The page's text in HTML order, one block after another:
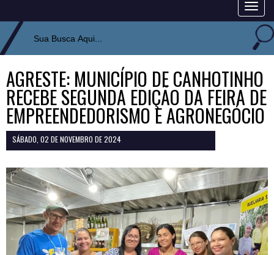
AGRESTE: MUNICÍPIO DE CANHOTINHO
RECEBE SEGUNDA EDIÇÃO DA FEIRA DE
EMPREENDEDORISMO E AGRONEGÓCIO
SÁBADO, 02 DE NOVEMBRO DE 2024